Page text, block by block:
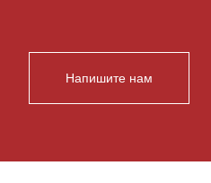
Напишите нам